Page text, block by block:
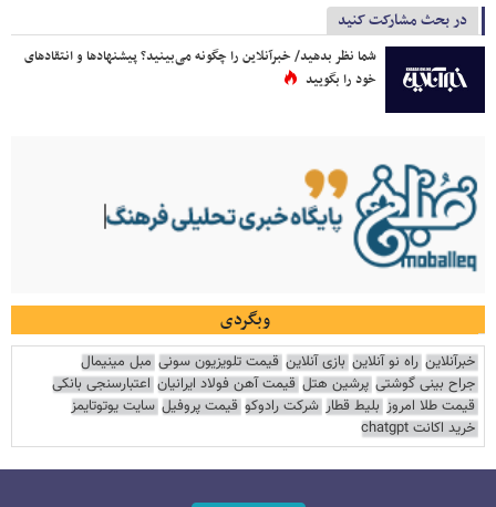
در بحث مشارکت کنید
شما نظر بدهید/ خبرآنلاین را چگونه می‌بینید؟ پیشنهادها و انتقادهای
خود را بگویید
وبگردی
خبرآنلاین راه نو آنلاین بازی آنلاین قیمت تلویزیون سونی مبل مینیمال
جراح بینی گوشتی پرشین هتل قیمت آهن فولاد ایرانیان اعتبارسنجی بانکی
قیمت طلا امروز بلیط قطار شرکت رادوکو قیمت پروفیل سایت یوتوتایمز
خرید اکانت chatgpt